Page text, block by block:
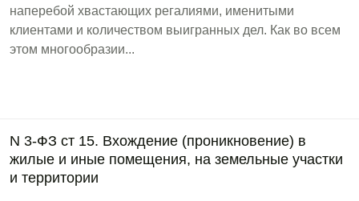
наперебой хвастающих регалиями, именитыми
клиентами и количеством выигранных дел. Как во всем
этом многообразии...
N 3-ФЗ ст 15. Вхождение (проникновение) в
жилые и иные помещения, на земельные участки
и территории